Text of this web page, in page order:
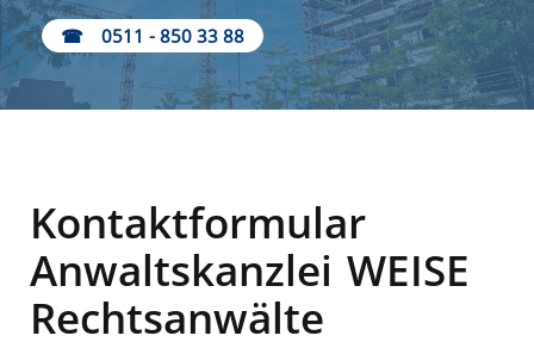
☎ 0511 - 850 33 88
Kontaktformular
Anwaltskanzlei WEISE
Rechtsanwälte